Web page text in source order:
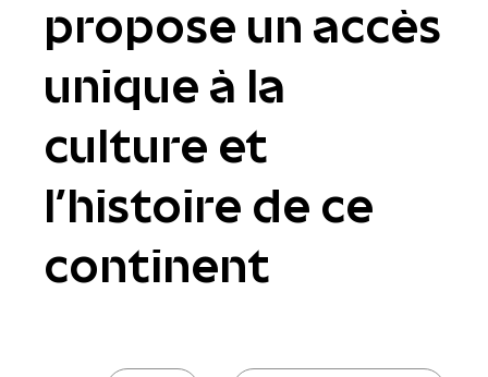
propose un accès
unique à la
culture et
l’histoire de ce
continent